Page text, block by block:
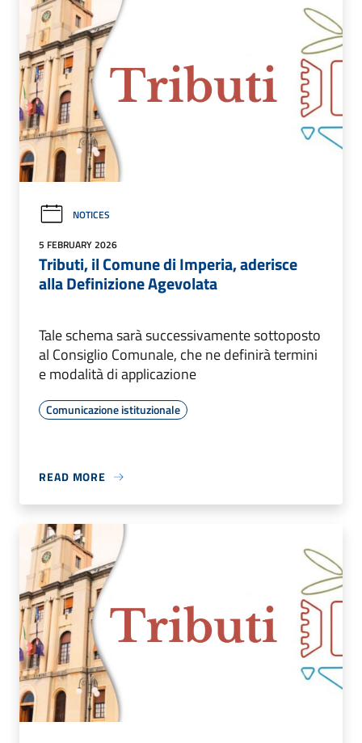
NOTICES
5 FEBRUARY 2026
Tributi, il Comune di Imperia, aderisce
alla Definizione Agevolata
Tale schema sarà successivamente sottoposto
al Consiglio Comunale, che ne definirà termini
e modalità di applicazione
Comunicazione istituzionale
READ MORE